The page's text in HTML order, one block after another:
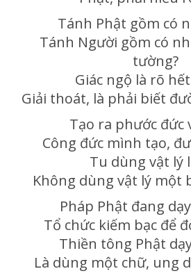
Tánh Phật gồm có
Tánh Người gồm có
tường?
Giác ngộ là rõ
Giải thoát, là phải biết
Tạo ra phước đức
Công đức mình tạo,
Tu dùng vật lý
Không dùng vật lý một
Pháp Phật đang
Tổ chức kiếm bạc để
Thiền tông Phật
Là dùng một chữ, ung